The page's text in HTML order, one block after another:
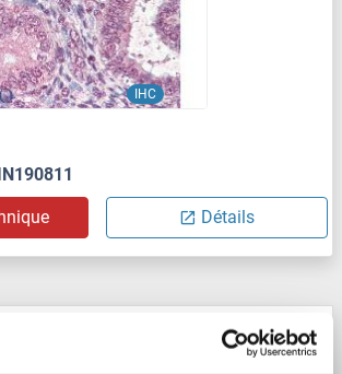
IHC
Détails
(C-Term, N-Term)